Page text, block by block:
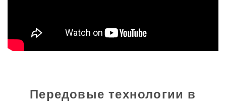
Передовые технологии в